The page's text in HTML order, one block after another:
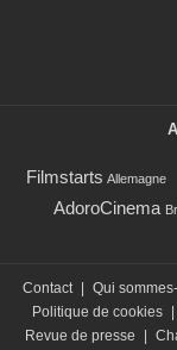
Filmstarts Allemagne
AdoroCinema
Contact | Qui
Politique de cookies |
Revue de presse
|